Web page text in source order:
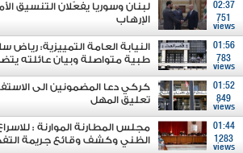
02:37
751
views
لبنان وسوريا يفعّلان التنسيق
الإرهاب
01:56
783
views
النيابة العامة التمييزية: رياض
طبية متواصلة وبيان عائلته
01:52
849
views
كركي دعا المضمونين الى
تعليق المهل
01:44
1283
views
مجلس المطارنة الموارنة :
الظني وكشف وقائع جريمة